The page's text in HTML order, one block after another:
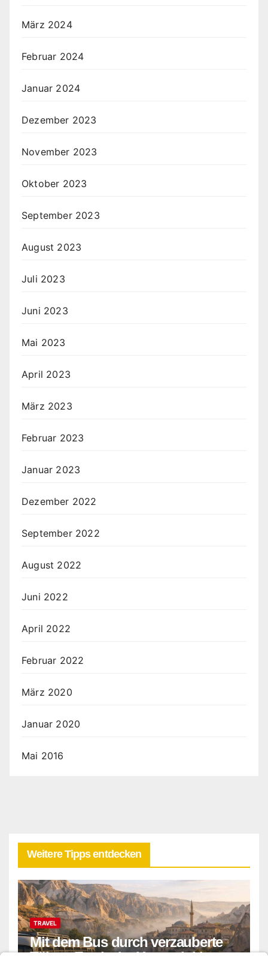
März 2024
Februar 2024
Januar 2024
Dezember 2023
November 2023
Oktober 2023
September 2023
August 2023
Juli 2023
Juni 2023
Mai 2023
April 2023
März 2023
Februar 2023
Januar 2023
Dezember 2022
September 2022
August 2022
Juni 2022
April 2022
Februar 2022
März 2020
Januar 2020
Mai 2016
Weitere Tipps entdecken
TRAVEL
Mit dem Bus durch verzauberte